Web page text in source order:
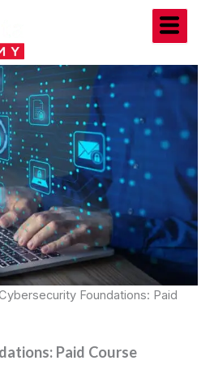
Foundations: Paid
Paid Course